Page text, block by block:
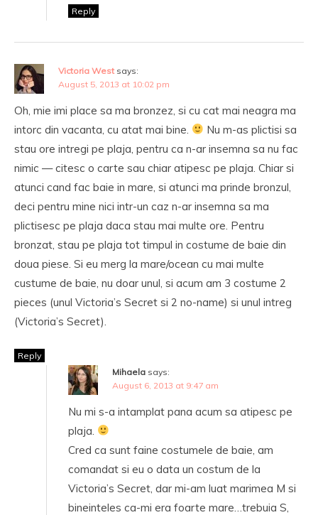
Reply
Victoria West says:
August 5, 2013 at 10:02 pm
Oh, mie imi place sa ma bronzez, si cu cat mai neagra ma
intorc din vacanta, cu atat mai bine.
Nu m-as plictisi sa
stau ore intregi pe plaja, pentru ca n-ar insemna sa nu fac
nimic — citesc o carte sau chiar atipesc pe plaja. Chiar si
atunci cand fac baie in mare, si atunci ma prinde bronzul,
deci pentru mine nici intr-un caz n-ar insemna sa ma
plictisesc pe plaja daca stau mai multe ore. Pentru
bronzat, stau pe plaja tot timpul in costume de baie din
doua piese. Si eu merg la mare/ocean cu mai multe
custume de baie, nu doar unul, si acum am 3 costume 2
pieces (unul Victoria’s Secret si 2 no-name) si unul intreg
(Victoria’s Secret).
Reply
Mihaela says:
August 6, 2013 at 9:47 am
Nu mi s-a intamplat pana acum sa atipesc pe
plaja.
Cred ca sunt faine costumele de baie, am
comandat si eu o data un costum de la
Victoria’s Secret, dar mi-am luat marimea M si
bineinteles ca-mi era foarte mare…trebuia S,